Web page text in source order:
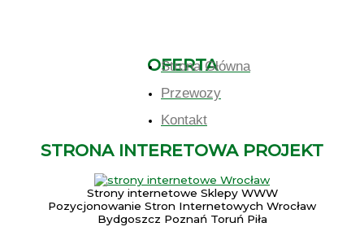
OFERTA
Strona Główna
Przewozy
Kontakt
STRONA INTERETOWA PROJEKT
Strony internetowe Sklepy WWW
Pozycjonowanie Stron Internetowych Wrocław
Bydgoszcz Poznań Toruń Piła